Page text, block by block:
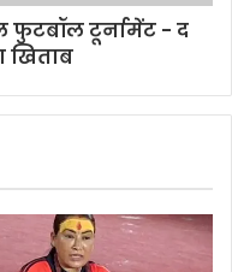
टूर्नामेंट - द
खिताब